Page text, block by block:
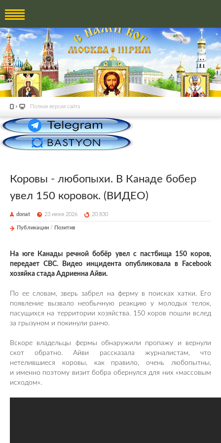
Полная версия сайта
Коровы - любопыхи. В Канаде бобер
увел 150 коровок. (ВИДЕО)
donat 23 июня 2026 20 830
Публикации / Позитив
На юге Канады речной бобёр увел с пастбища 150 коров,
передает CBC. Видео инцидента опубликовала в Facebook
хозяйка стада Адриенна Айви.
По ее словам, зверь забрел на ферму в поисках хатки. Его
появление вызвало необычную реакцию у молодых телок,
пасущихся на территории хозяйства. 150 коров пошли вслед
за грызуном и покинули ранчо.
Вскоре владельцы фермы обнаружили пропажу и вернули
скот обратно. Айви рассказала журналистам, что
нетелившиеся коровы, как правило, очень любопытны,
и именно поэтому визит бобра обернулся для них «массовым
исходом».